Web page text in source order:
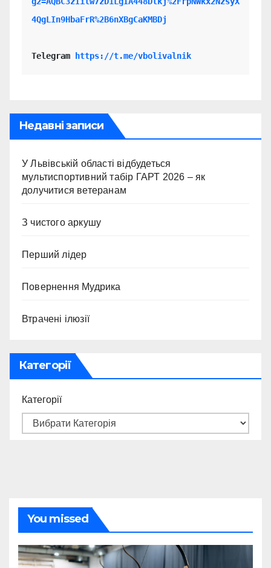
4QgLIn9HbaFrR%2B6nXBgCaKMBDj
Telegram https://t.me/vbolivalnik
Недавні записи
У Львівській області відбудеться
мультиспортивний табір ГАРТ 2026 – як
долучитися ветеранам
З чистого аркушу
Перший лідер
Повернення Мудрика
Втрачені ілюзії
Категорії
Категорії
You missed